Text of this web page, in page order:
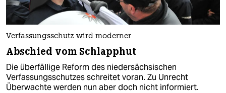
Verfassungsschutz wird moderner
Abschied vom Schlapphut
Die überfällige Reform des niedersächsischen
Verfassungsschutzes schreitet voran. Zu Unrecht
Überwachte werden nun aber doch nicht informiert.